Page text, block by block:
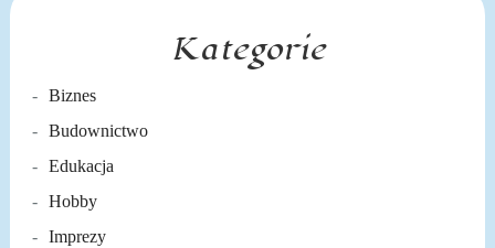
Kategorie
Biznes
Budownictwo
Edukacja
Hobby
Imprezy